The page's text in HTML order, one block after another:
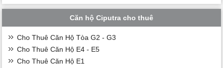
Căn hộ Ciputra cho thuê
Cho Thuê Căn Hộ Tòa G2 - G3
Cho Thuê Căn Hộ E4 - E5
Cho Thuê Căn Hộ E1